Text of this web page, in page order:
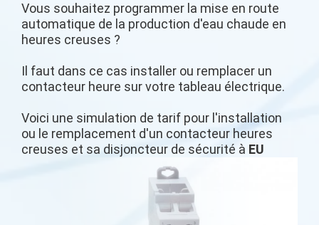
Vous souhaitez programmer la mise en route
automatique de la production d'eau chaude en
heures creuses ?
Il faut dans ce cas installer ou remplacer un
contacteur heure sur votre tableau électrique.
Voici une simulation de tarif pour l'installation
ou le remplacement d'un contacteur heures
creuses et sa disjoncteur de sécurité à EU